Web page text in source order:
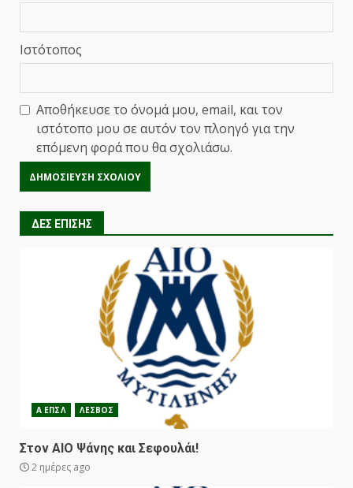
Ιστότοπος
Αποθήκευσε το όνομά μου, email, και τον
ιστότοπο μου σε αυτόν τον πλοηγό για την
επόμενη φορά που θα σχολιάσω.
ΔΕΣ ΕΠΙΣΗΣ
Α ΕΠΣΛ ΛΕΣΒΟΣ
Στον ΑΙΟ Ψάνης και Σεφουλάι!
2 ημέρες ago